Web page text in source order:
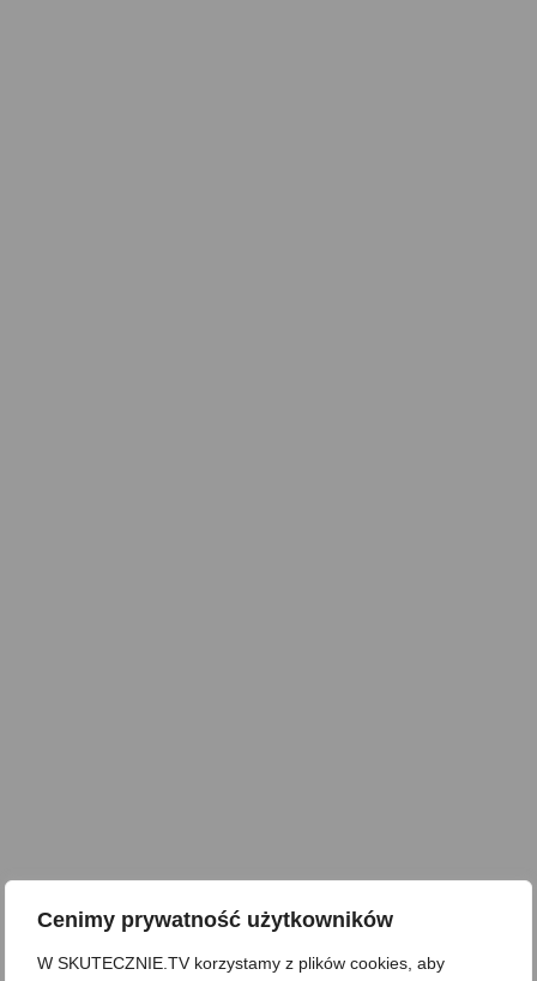
Cenimy prywatność użytkowników
W SKUTECZNIE.TV korzystamy z plików cookies, aby